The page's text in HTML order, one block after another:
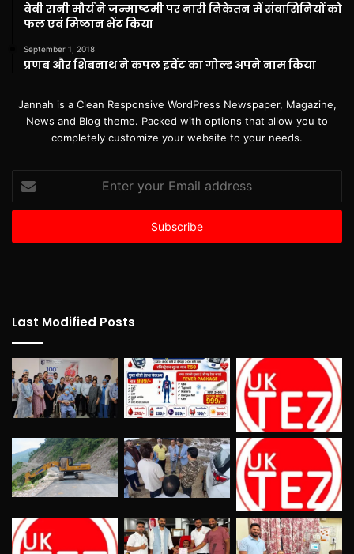
बेबी रानी मौर्य ने जन्माष्टमी पर नारी निकेतन में संवासिनियों को
फल एवं मिष्ठान भेंट किया
September 1, 2018
प्रणब और शिबनाथ ने कपल इवेंट का गोल्ड अपने नाम किया
Jannah is a Clean Responsive WordPress Newspaper, Magazine,
News and Blog theme. Packed with options that allow you to
completely customize your website to your needs.
Enter
your
Email
Last Modified Posts